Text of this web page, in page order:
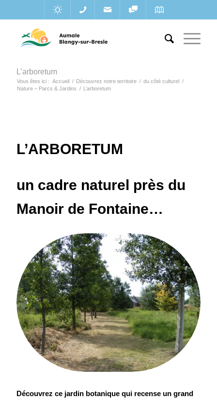
L’arboretum
Vous êtes ici : Accueil / Découvrez notre territoire / du côté culturel /
Nature – Parcs & Jardins / L’arboretum
L’ARBORETUM
un cadre naturel près du
Manoir de Fontaine…
Découvrez ce jardin botanique qui recense un grand